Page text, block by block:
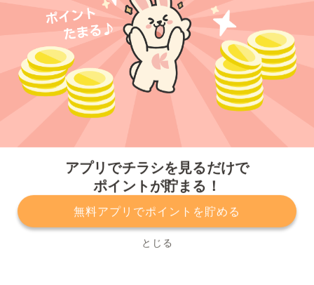
ポイントが貯まる！
無料アプリでポイントを貯める
とじる
今すぐアプリをダウンロードする
プライバシーポリシー 利用規約
運営会社
サービスに関してのお問い合わせ
チラシ掲載をお考えの方
Copyright© Kurashiru, Inc. All Rights Reserved.